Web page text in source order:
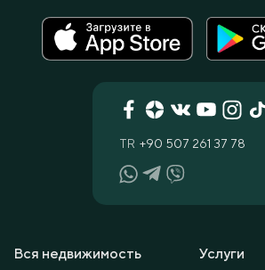
Вся недвижимость Услуги
TR +90 507 261 37 78